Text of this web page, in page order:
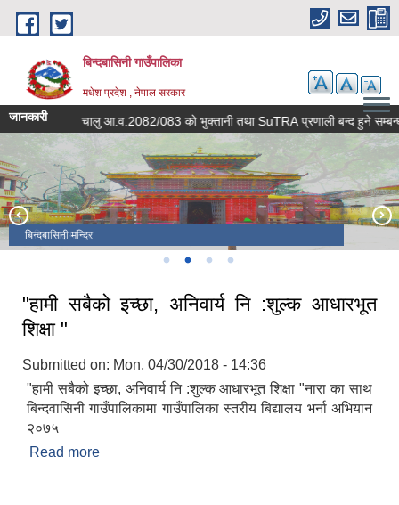
Skip to main content
बिन्दबासिनी गाउँपालिका
मधेश प्रदेश , नेपाल सरकार
जानकारी
। चालु आ.व.2082/083 को भुक्तानी तथा SuTRA प्रणाली बन्द हुने
बिन्दबासिनी मन्दिर
निमिया माई मन्दिर
शपत ग्रहण
बिन्दबासिनी मन्दिर
"हामी सबैको इच्छा, अनिवार्य नि :शुल्क आधारभूत
शिक्षा "
Submitted on: Mon, 04/30/2018 - 14:36
"हामी सबैको इच्छा, अनिवार्य नि :शुल्क आधारभूत शिक्षा "नारा का साथ
बिन्दवासिनी गाउँपालिकामा गाउँपालिका स्तरीय बिद्यालय भर्ना अभियान
२०७५
Read more